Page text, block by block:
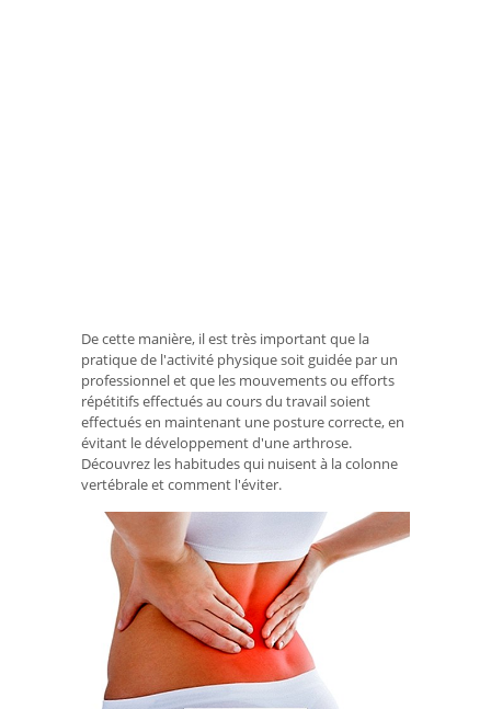
De cette manière, il est très important que la
pratique de l'activité physique soit guidée par un
professionnel et que les mouvements ou efforts
répétitifs effectués au cours du travail soient
effectués en maintenant une posture correcte, en
évitant le développement d'une arthrose.
Découvrez les habitudes qui nuisent à la colonne
vertébrale et comment l'éviter.